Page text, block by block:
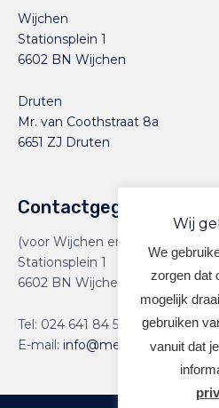
Wijchen
Stationsplein 1
6602 BN Wijchen
Druten
Mr. van Coothstraat 8a
6651 ZJ Druten
Contactgegevens
(voor Wijchen en Druten)
Stationsplein 1
6602 BN Wijchen
Tel: 024 641 84 59
E-mail: info@meervoormekaar.nl
Wij
We
zorgen dat
mogelijk
gebruiken
vanuit dat